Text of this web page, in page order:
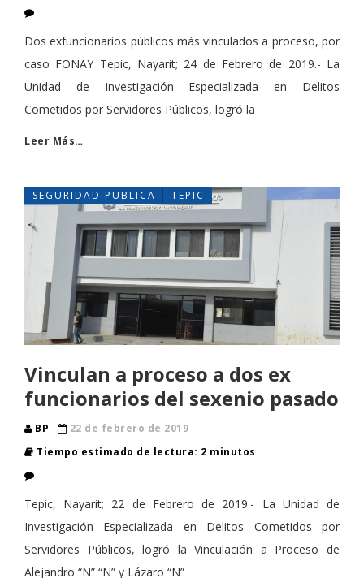
Dos exfuncionarios públicos más vinculados a proceso, por
caso FONAY Tepic, Nayarit; 24 de Febrero de 2019.- La
Unidad de Investigación Especializada en Delitos
Cometidos por Servidores Públicos, logró la
Leer Más…
SEGURIDAD PUBLICA TEPIC
Vinculan a proceso a dos ex
funcionarios del sexenio pasado
BP
22 de febrero de 2019
Tiempo estimado de lectura: 2 minutos
Tepic, Nayarit; 22 de Febrero de 2019.- La Unidad de
Investigación Especializada en Delitos Cometidos por
Servidores Públicos, logró la Vinculación a Proceso de
Alejandro “N” “N” y Lázaro “N”